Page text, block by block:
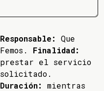
Responsable:
Que
Femos. Finalidad:
prestar el servicio
solicitado.
Duración:
mientras